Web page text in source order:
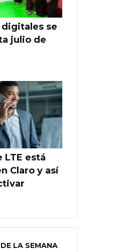
digitales se
julio de
LTE está
Claro y así
LA SEMANA